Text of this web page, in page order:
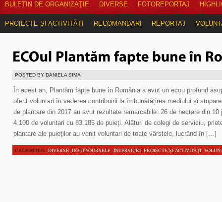
BULETIN DE ORGANIZAŢIE DIVERSE FOTOREPORTAJ
PROIECTE ŞI ACTIVITĂŢI RECOMANDARI REPORTAJ
POSTED BY DANIELA SIMA
În acest an, Plantăm fapte bune în România a avut un ecou profund
oferit voluntari în vederea contribuirii la îmbunătățirea mediului și
de plantare din 2017 au avut rezultate remarcabile: 26 de hectare din
4.100 de voluntari cu 83.185 de puieţi. Alături de colegi de serviciu,
plantare ale puieţilor au venit voluntari de toate vârstele, lucrând în […]
CATEGORIES: DIVERSE, DO-IT-YOURSELF, INTERVIURI, PROIECTE ŞI ACTIVITĂŢI,